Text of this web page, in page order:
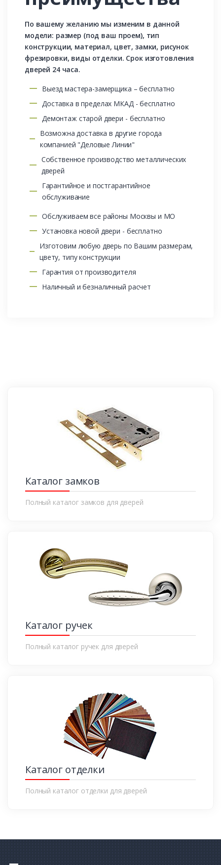
По вашему желанию мы изменим в данной
модели: размер (под ваш проем), тип
конструкции, материал, цвет, замки, рисунок
фрезировки, виды отделки. Срок изготовления
дверей 24 часа.
Выезд мастера-замерщика – бесплатно
Доставка в пределах МКАД - бесплатно
Демонтаж старой двери - бесплатно
Возможна доставка в другие города
компанией "Деловые Линии"
Собственное производство металлических
дверей
Гарантийное и постгарантийное
обслуживание
Обслуживаем все районы Москвы и МО
Установка новой двери - бесплатно
Изготовим любую дверь по Вашим размерам,
цвету, типу конструкции
Гарантия от производителя
Наличный и безналичный расчет
Каталог замков
Полный каталог замков для дверей
Каталог ручек
Полный каталог ручек для дверей
Каталог отделки
Полный каталог отделки для дверей